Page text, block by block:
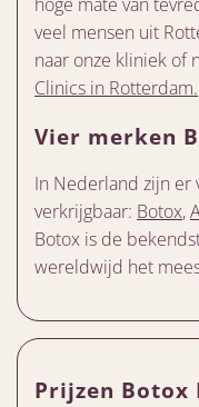
veel mensen uit
naar onze kliniek of
Clinics in Rotterdam.
Vier merken
In Nederland zijn er
verkrijgbaar: Botox,
Botox is de
wereldwijd het
Prijzen Botox